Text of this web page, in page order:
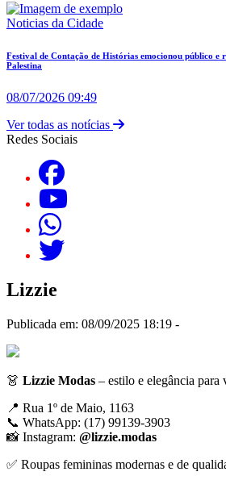
Noticias da Cidade
Festival de Contação de Histórias emocionou público e
Palestina
08/07/2026 09:49
Ver todas as notícias
Redes Sociais
Lizzie
Publicada em: 08/09/2025 18:19 -
👗 Lizzie Modas – estilo e elegância para
📍 Rua 1º de Maio, 1163
📞 WhatsApp: (17) 99139-3903
📸 Instagram: @lizzie.modas
✅ Roupas femininas modernas e de